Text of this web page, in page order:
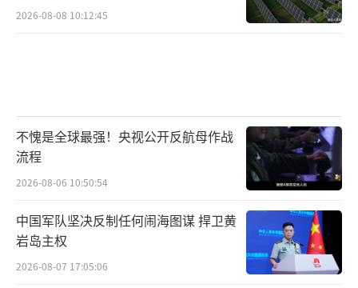
2026-08-08 10:12:45
不愧是全球最强！央视公开反航母作战
流程
2026-08-06 10:50:54
中国军队坚决反制任何闹海图谋 捍卫黄
岩岛主权
2026-08-07 17:05:06